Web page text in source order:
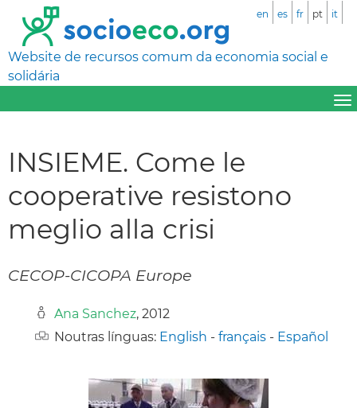
Website de recursos comum da economia social e
solidária
en es fr pt it
INSIEME. Come le
cooperative resistono
meglio alla crisi
CECOP-CICOPA Europe
Ana Sanchez, 2012
Noutras línguas: English - français - Español